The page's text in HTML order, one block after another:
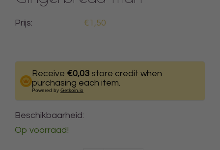
Prijs: €1,50
Receive €0,03 store credit when
purchasing each item.
Powered by Getkoin.io
Beschikbaarheid:
Op voorraad!